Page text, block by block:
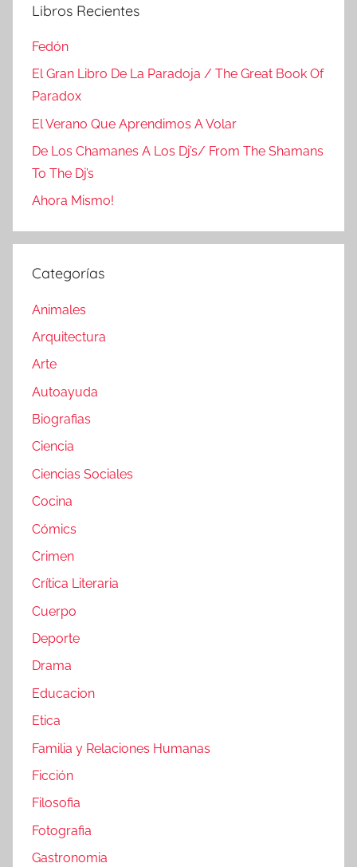
Libros Recientes
Fedón
El Gran Libro De La Paradoja / The Great Book Of
Paradox
El Verano Que Aprendimos A Volar
De Los Chamanes A Los Dj’s/ From The Shamans
To The Dj’s
Ahora Mismo!
Categorías
Animales
Arquitectura
Arte
Autoayuda
Biografias
Ciencia
Ciencias Sociales
Cocina
Cómics
Crimen
Crítica Literaria
Cuerpo
Deporte
Drama
Educacion
Etica
Familia y Relaciones Humanas
Ficción
Filosofia
Fotografia
Gastronomia